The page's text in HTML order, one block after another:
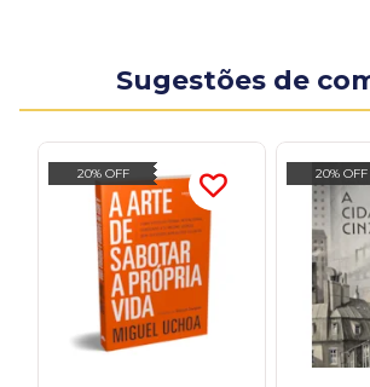
Sugestões de
20% OFF 20% OFF